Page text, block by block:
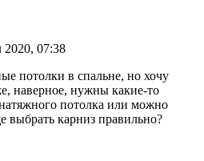
2020, 07:38
потолки в спальне, но хочу
наверное, нужны какие-то
потолка или можно
выбрать карниз правильно?